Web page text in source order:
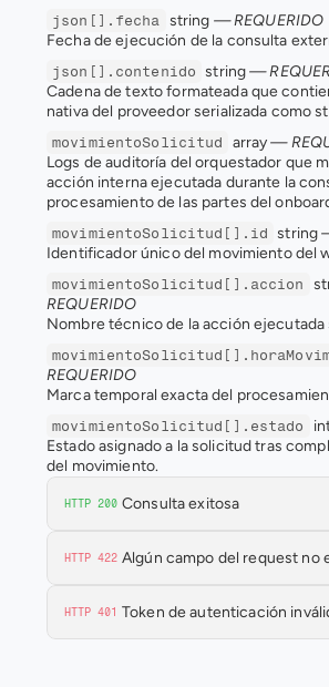
json[].fecha string — REQUERIDO
Fecha de ejecución de la consulta
json[].contenido string —
Cadena de texto formateada que
nativa del proveedor serializada como
movimientoSolicitud array —
Logs de auditoría del orquestador que
acción interna ejecutada durante la
procesamiento de las partes del
movimientoSolicitud[].id string
Identificador único del movimiento del
movimientoSolicitud[].accion
REQUERIDO
Nombre técnico de la acción ejecutada
REQUERIDO
Marca temporal exacta del
movimientoSolicitud[].estado
Estado asignado a la solicitud tras
del movimiento.
HTTP 200 Consulta exitosa
HTTP 422 Algún campo del request no
HTTP 401 Token de autenticación